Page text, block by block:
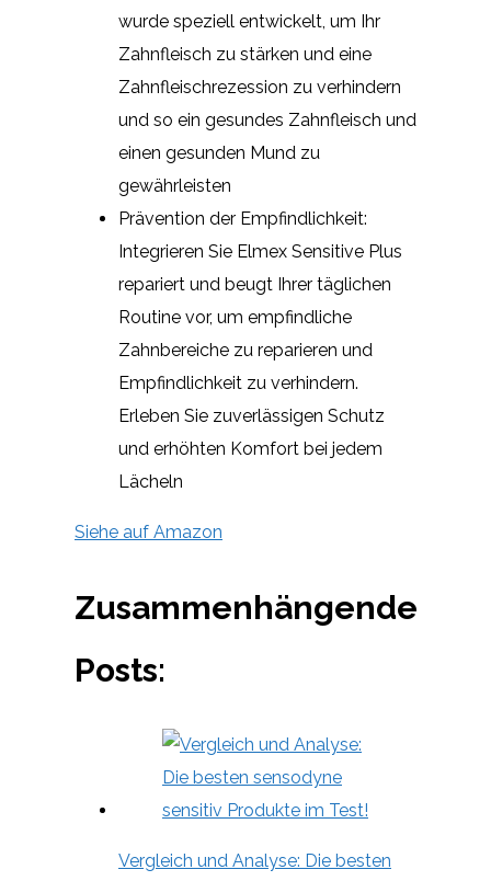
wurde speziell entwickelt, um Ihr
Zahnfleisch zu stärken und eine
Zahnfleischrezession zu verhindern
und so ein gesundes Zahnfleisch und
einen gesunden Mund zu
gewährleisten
Prävention der Empfindlichkeit:
Integrieren Sie Elmex Sensitive Plus
repariert und beugt Ihrer täglichen
Routine vor, um empfindliche
Zahnbereiche zu reparieren und
Empfindlichkeit zu verhindern.
Erleben Sie zuverlässigen Schutz
und erhöhten Komfort bei jedem
Lächeln
Siehe auf Amazon
Zusammenhängende
Posts:
Vergleich und Analyse: Die besten